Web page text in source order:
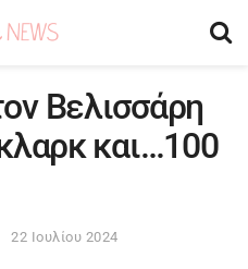
Βελισσάρη
και…100
22 Ιουλίου 2024